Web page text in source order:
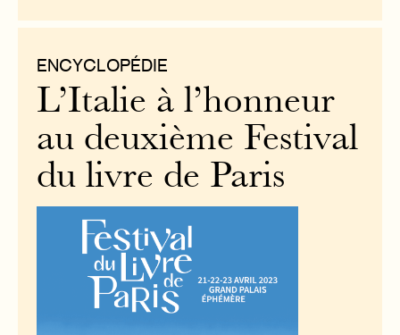
ENCYCLOPÉDIE
L’Italie à l’honneur
au deuxième Festival
du livre de Paris